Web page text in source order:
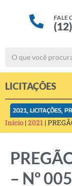
FALE
LICITAÇÕES
2021 LICITAÇÕES
Início | 2021 |
– Nº